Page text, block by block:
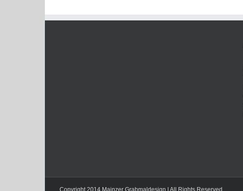
Copyright 2014 Mainzer Grabmaldesign | All Rights Reserved